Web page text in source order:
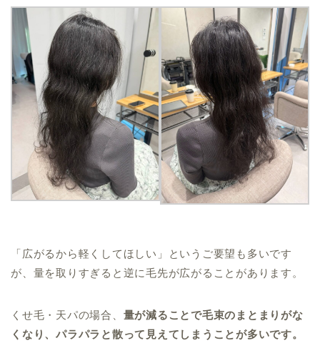
「広がるから軽くしてほしい」というご要望も多いです
が、量を取りすぎると逆に毛先が広がることがあります。
くせ毛・天パの場合、 量が減ることで毛束のまとまりがな
くなり、パラパラと散って見えてしまうことが多いです。